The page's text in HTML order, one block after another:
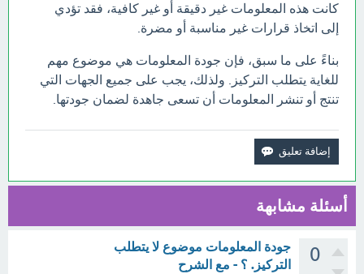
كانت هذه المعلومات غير دقيقة أو غير كافية، فقد تؤدي
إلى اتخاذ قرارات غير مناسبة أو مضرة.
بناءً على ما سبق، فإن جودة المعلومات هي موضوع مهم
للغاية يتطلب التركيز. ولذلك، يجب على جميع الجهات التي
تنتج أو تنشر المعلومات أن تسعى جاهدة لضمان جودتها.
أسئلة مشابهة
0
جودة المعلومات موضوع لا يتطلب
التركيز. ؟ - مع الشرح